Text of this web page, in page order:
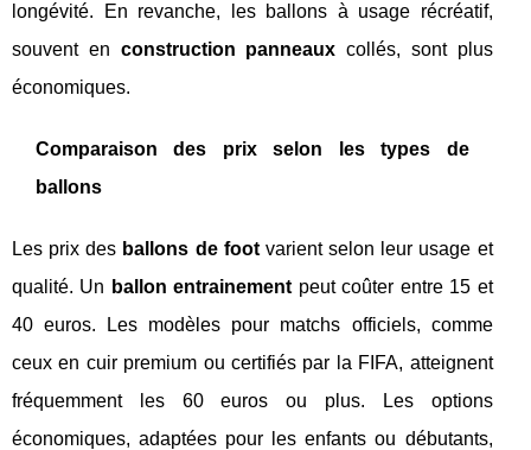
longévité. En revanche, les ballons à usage récréatif,
souvent en construction panneaux collés, sont plus
économiques.
Comparaison des prix selon les types de
ballons
Les prix des ballons de footvarient selon leur usage et
qualité. Un ballon entrainement peut coûter entre 15 et
40 euros. Les modèles pour matchs officiels, comme
ceux en cuir premium ou certifiés par la FIFA, atteignent
fréquemment les 60 euros ou plus. Les options
économiques, adaptées pour les enfants ou débutants,